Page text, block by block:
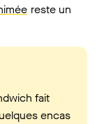
reste un
fait
encas